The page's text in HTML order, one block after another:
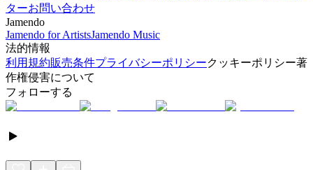
ターお問い合わせ
Jamendo
Jamendo for ArtistsJamendo Music
法的情報
利用規約販売条件プライバシーポリシークッキーポリシー著
作権侵害について
フォローする